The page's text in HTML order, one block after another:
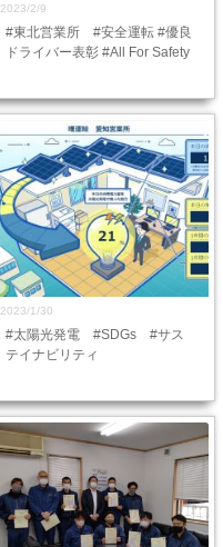
2023/2/9
#東北営業所 #安全運転 #優良
ドライバー表彰 #All For Safety
2023/1/30
#太陽光発電 #SDGs #サス
テイナビリティ